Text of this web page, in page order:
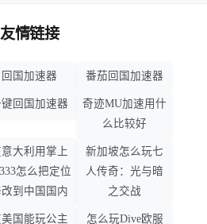
友情链接
回国加速器 番茄回国加速器
回国加速器
奇迹MU加速用什
么比较好
大利用掌上
怎么把定位
到中国国内
新加坡怎么玩七
人传奇：光与暗
之交战
国能玩公主 怎么玩Dive欧服